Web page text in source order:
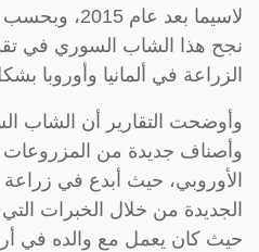
لاسيما بعد
نجح هذا الشاب السوري في
الزراعة في ألمانيا وأوروبا
وأوضحت التقارير أن الشاب
وأصناف جديدة من
الأوروبي، حيث أبدع في
الجديدة من خلال الخبرات
حيث كان يعمل مع والده في